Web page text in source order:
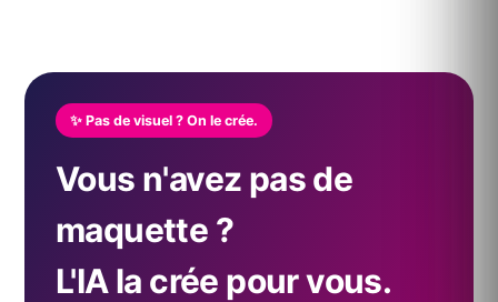
✨ Pas de visuel ? On le crée.
Vous n'avez pas de
maquette ?
L'IA la crée pour vous.